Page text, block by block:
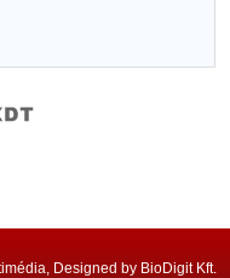
Designed by BioDigit Kft.